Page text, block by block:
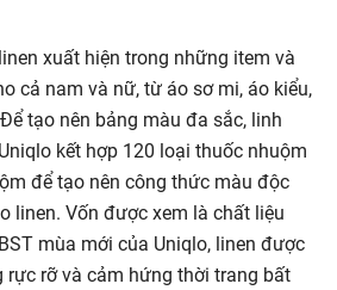
xuất hiện trong những item và
cả nam và nữ, từ áo sơ mi, áo kiểu,
tạo nên bảng màu đa sắc, linh
kết hợp 120 loại thuốc nhuộm
để tạo nên công thức màu độc
linen. Vốn được xem là chất liệu
mùa mới của Uniqlo, linen được
rực rỡ và cảm hứng thời trang bất